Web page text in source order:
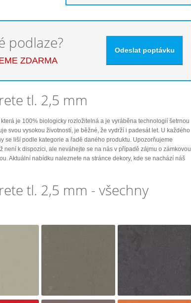
podlaze?
ZDARMA
tl. 2,5 mm
je 100% biologicky rozložitelná a je vyráběna technologií šetrnou
svou vysokou životností, je běžné, že vydrží i padesát let. U každého
se liší podle kategorie a řadě daného produktu. Upozorňujeme
není k dispozici, ale neváhejte se na nás v případě zájmu o zámkovou
Aktuální nabídku naleznete na stránce dekory, kde se nachází náš
tl. 2,5 mm - všechny